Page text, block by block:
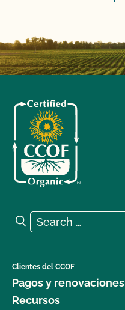
Search for:
Search
Clientes del CCOF
Pagos y renovaciones
Recursos